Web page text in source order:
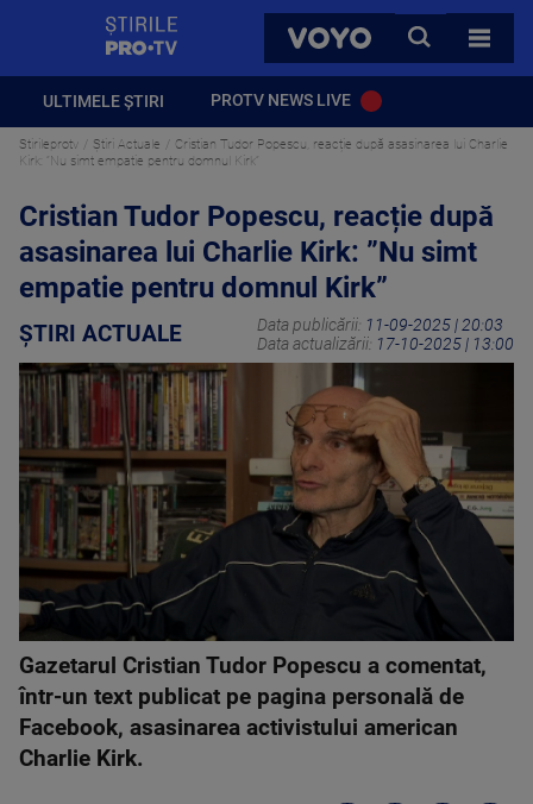
VOYO
CAUTA
TOATE
ULTIMELE ȘTIRI PROTV NEWS LIVE
Stirileprotv Știri Actuale
Cristian Tudor Popescu, reacție după asasinarea lui Charlie
Kirk: ”Nu simt empatie pentru domnul Kirk”
Cristian Tudor Popescu, reacție după
asasinarea lui Charlie Kirk: ”Nu simt
empatie pentru domnul Kirk”
ȘTIRI ACTUALE Data publicării: 11-09-2025 | 20:03
Data actualizării: 17-10-2025 | 13:00
Gazetarul Cristian Tudor Popescu a comentat,
într-un text publicat pe pagina personală de
Facebook, asasinarea activistului american
Charlie Kirk.